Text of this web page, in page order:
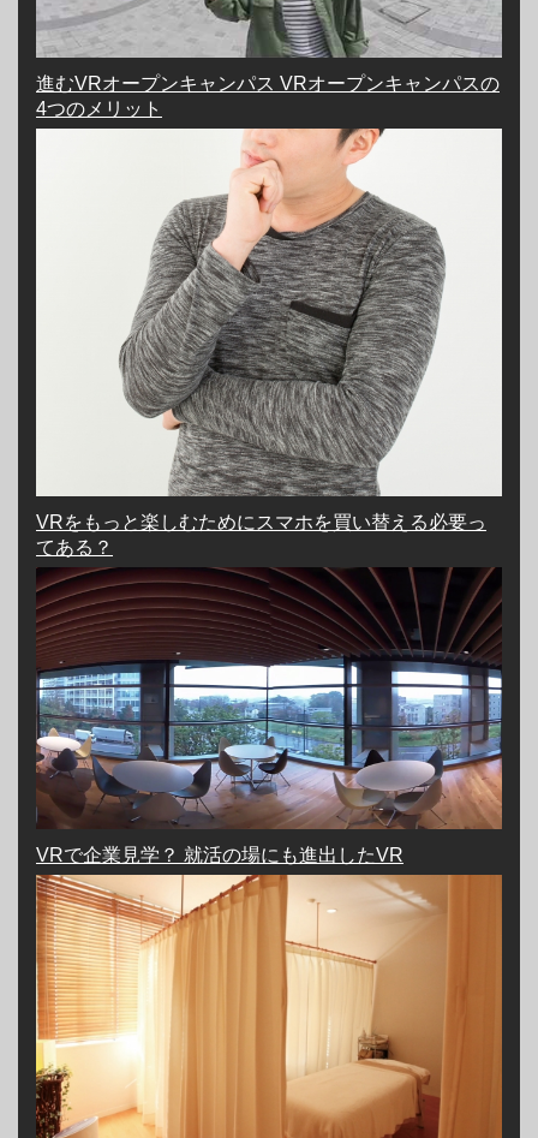
進むVRオープンキャンパス VRオープンキャンパスの
4つのメリット
VRをもっと楽しむためにスマホを買い替える必要っ
てある？
VRで企業見学？ 就活の場にも進出したVR